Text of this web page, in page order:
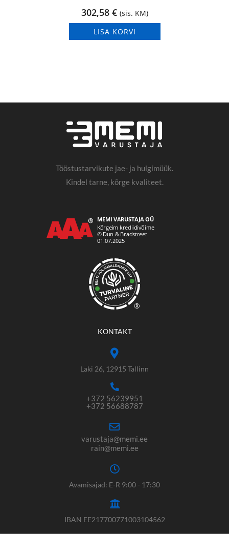
302,58 € (sis. KM)
LISA KORVI
Tööstustarvikute jae- ja hulgimüük.
Kindel tarne, kõrge kvaliteet.
®
KONTAKT
Laki 26, 12915 Tallinn
+372 56239951
+372 56688787
varustaja@memi.ee
rain@memi.ee
Avamisajad: E-R 9:00 - 17:30
IBAN EE217700771003104562